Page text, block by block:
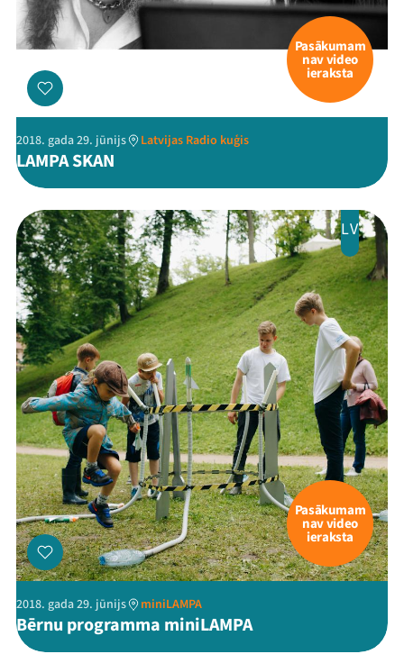
Pasākumam
nav video
ieraksta
2018. gada 29. jūnijs Latvijas Radio kuģis
LAMPA SKAN
LV
Pasākumam
nav video
ieraksta
2018. gada 29. jūnijs miniLAMPA
Bērnu programma miniLAMPA